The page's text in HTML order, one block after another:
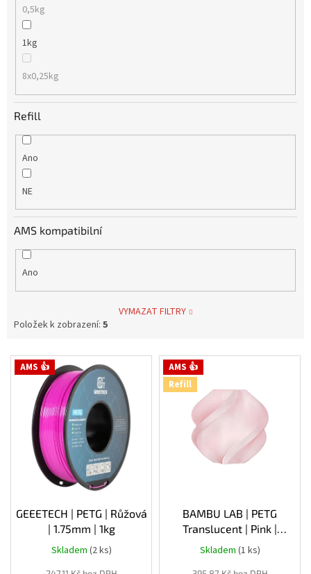
0,5kg
1kg
8x0,25kg
Refill
Ano
NE
AMS kompatibilní
Ano
VYMAZAT FILTRY
Položek k zobrazení: 5
V AMS 👍
GEEETECH | PETG | Růžová
| 1.75mm | 1kg
Skladem (2 ks)
AMS 👍
Refill
BAMBU LAB | PETG
Translucent | Pink |
1.75mm | 1kg | Refill
Skladem (1 ks)